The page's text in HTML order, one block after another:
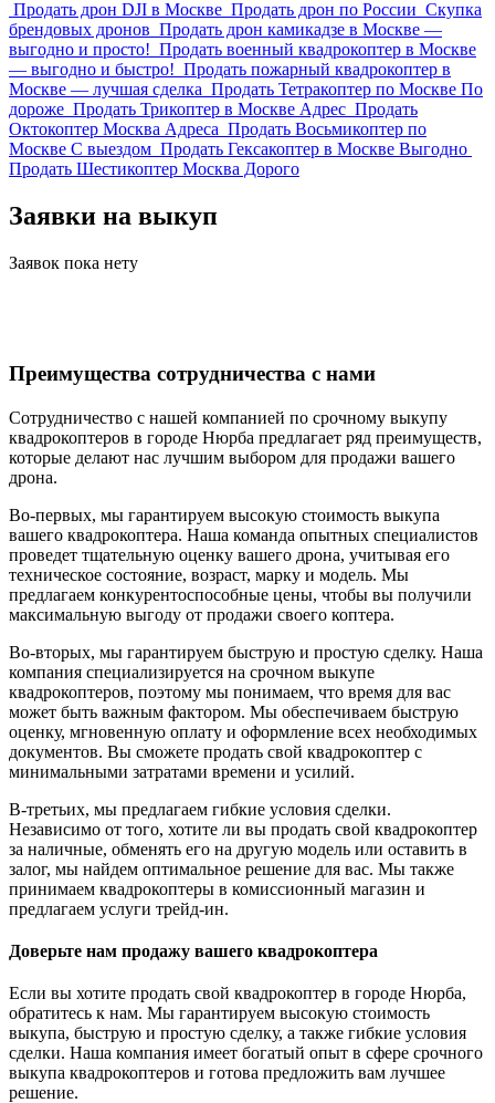
Продать дрон DJI в Москве Продать дрон по России Скупка
брендовых дронов Продать дрон камикадзе в Москве —
выгодно и просто! Продать военный квадрокоптер в Москве
— выгодно и быстро! Продать пожарный квадрокоптер в
Москве — лучшая сделка Продать Тетракоптер по Москве По
дороже Продать Трикоптер в Москве Адрес Продать
Октокоптер Москва Адреса Продать Восьмикоптер по
Москве С выездом Продать Гексакоптер в Москве Выгодно
Продать Шестикоптер Москва Дорого
Заявки на выкуп
Заявок пока нету
Преимущества сотрудничества с нами
Сотрудничество с нашей компанией по срочному выкупу
квадрокоптеров в городе Нюрба предлагает ряд преимуществ,
которые делают нас лучшим выбором для продажи вашего
дрона.
Во-первых, мы гарантируем высокую стоимость выкупа
вашего квадрокоптера. Наша команда опытных специалистов
проведет тщательную оценку вашего дрона, учитывая его
техническое состояние, возраст, марку и модель. Мы
предлагаем конкурентоспособные цены, чтобы вы получили
максимальную выгоду от продажи своего коптера.
Во-вторых, мы гарантируем быструю и простую сделку. Наша
компания специализируется на срочном выкупе
квадрокоптеров, поэтому мы понимаем, что время для вас
может быть важным фактором. Мы обеспечиваем быструю
оценку, мгновенную оплату и оформление всех необходимых
документов. Вы сможете продать свой квадрокоптер с
минимальными затратами времени и усилий.
В-третьих, мы предлагаем гибкие условия сделки.
Независимо от того, хотите ли вы продать свой квадрокоптер
за наличные, обменять его на другую модель или оставить в
залог, мы найдем оптимальное решение для вас. Мы также
принимаем квадрокоптеры в комиссионный магазин и
предлагаем услуги трейд-ин.
Доверьте нам продажу вашего квадрокоптера
Если вы хотите продать свой квадрокоптер в городе Нюрба,
обратитесь к нам. Мы гарантируем высокую стоимость
выкупа, быструю и простую сделку, а также гибкие условия
сделки. Наша компания имеет богатый опыт в сфере срочного
выкупа квадрокоптеров и готова предложить вам лучшее
решение.